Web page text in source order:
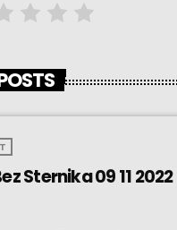
Sternika 09 11 2022